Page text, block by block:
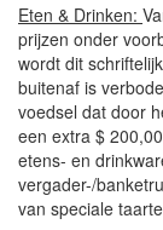
Eten & Drinken:
prijzen onder
wordt dit
buitenaf is
voedsel dat door
een extra $
etens- en
vergader-/
van speciale